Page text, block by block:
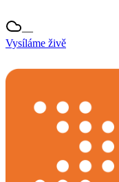
—
Vysíláme živě